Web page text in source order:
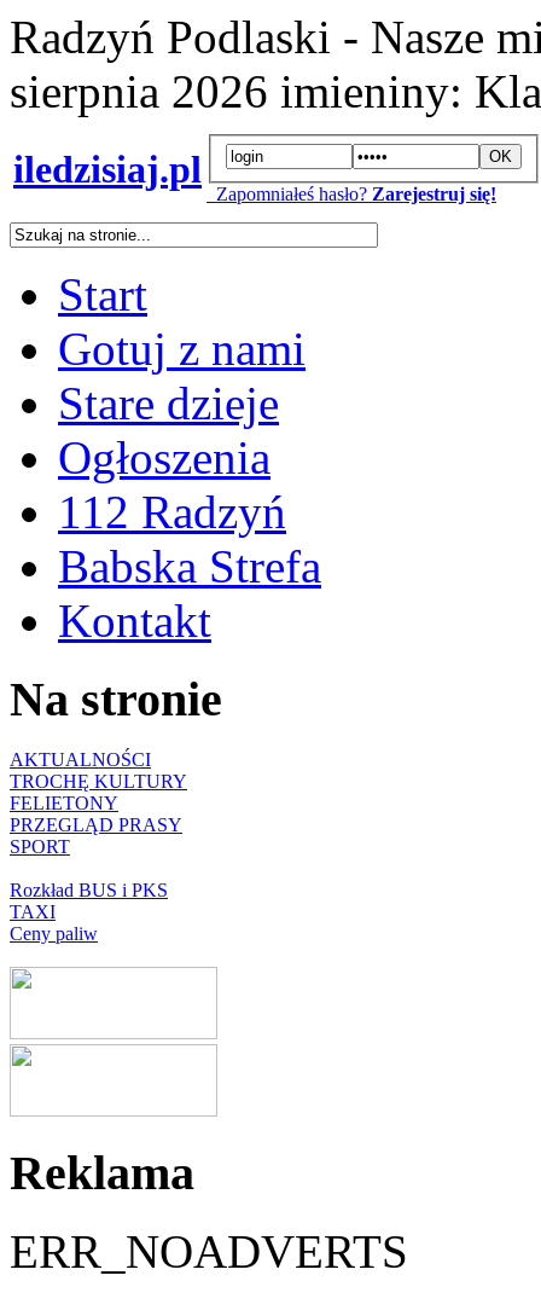
Radzyń Podlaski - Nasze
sierpnia 2026 imieniny:
iledzisiaj.pl
Zapomniałeś hasło? Zarejestruj się!
Start
Gotuj z nami
Stare dzieje
Ogłoszenia
112 Radzyń
Babska Strefa
Kontakt
Na stronie
AKTUALNOŚCI
TROCHĘ KULTURY
FELIETONY
PRZEGLĄD PRASY
SPORT
Rozkład BUS i PKS
TAXI
Ceny paliw
Reklama
ERR_NOADVERTS